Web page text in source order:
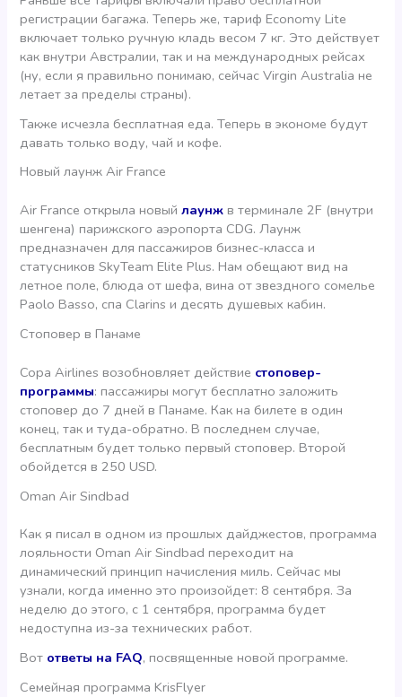
регистрации багажа. Теперь же, тариф Economy Lite
включает только ручную кладь весом 7 кг. Это действует
как внутри Австралии, так и на международных рейсах
(ну, если я правильно понимаю, сейчас Virgin Australia не
летает за пределы страны).
Также исчезла бесплатная еда. Теперь в экономе будут
давать только воду, чай и кофе.
Новый лаунж Air France
Air France открыла новыйлаунж в терминале 2F (внутри
шенгена) парижского аэропорта CDG. Лаунж
предназначен для пассажиров бизнес-класса и
статусников SkyTeam Elite Plus. Нам обещают вид на
летное поле, блюда от шефа, вина от звездного сомелье
Paolo Basso, спа Clarins и десять душевых кабин.
Стоповер в Панаме
Copa Airlines возобновляет действие стоповер-
программы: пассажиры могут бесплатно заложить
стоповер до 7 дней в Панаме. Как на билете в один
конец, так и туда-обратно. В последнем случае,
бесплатным будет только первый стоповер. Второй
обойдется в 250 USD.
Oman Air Sindbad
Как я писал в одном из прошлых дайджестов, программа
лояльности Oman Air Sindbad переходит на
динамический принцип начисления миль. Сейчас мы
узнали, когда именно это произойдет: 8 сентября. За
неделю до этого, с 1 сентября, программа будет
недоступна из-за технических работ.
Вот ответы на FAQ, посвященные новой программе.
Семейная программа KrisFlyer